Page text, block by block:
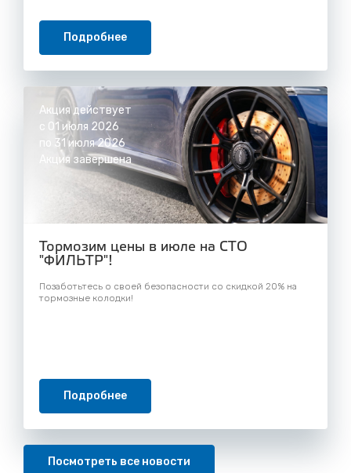
Подробнее
Акция действует
с 01 июля 2026
по 31 июля 2026
Акция завершена
Тормозим цены в июле на СТО
"ФИЛЬТР"!
Позаботьтесь о своей безопасности со скидкой 20% на
тормозные колодки!
Подробнее
Посмотреть все новости